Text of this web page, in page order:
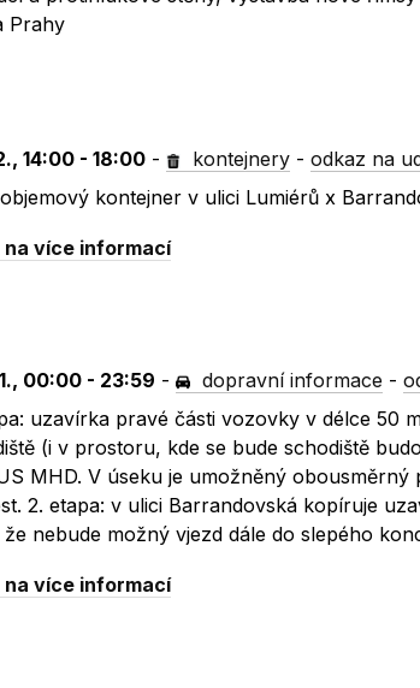
Prahy
14:00 - 18:00 - kontejnery -odkaz na
kontejner v ulici Lumiérů x
na více informací
00:00 - 23:59 - dopravní informace -
uzavírka pravé části vozovky v délce 50
(i v prostoru, kde se bude schodiště
MHD. V úseku je umožněný
2. etapa: v ulici Barrandovská kopíruje
nebude možný vjezd dále do slepého
na více informací